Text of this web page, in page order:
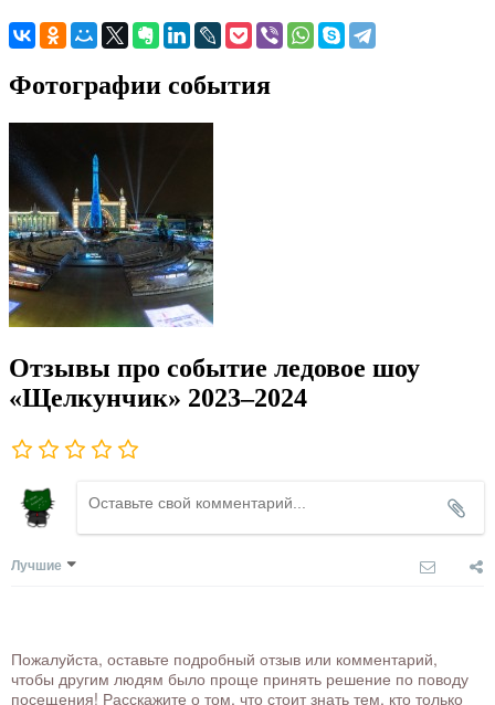
Фотографии события
Отзывы про событие ледовое шоу
«Щелкунчик» 2023–2024
Лучшие
Пожалуйста, оставьте подробный отзыв или комментарий,
чтобы другим людям было проще принять решение по поводу
посещения! Расскажите о том, что стоит знать тем, кто только